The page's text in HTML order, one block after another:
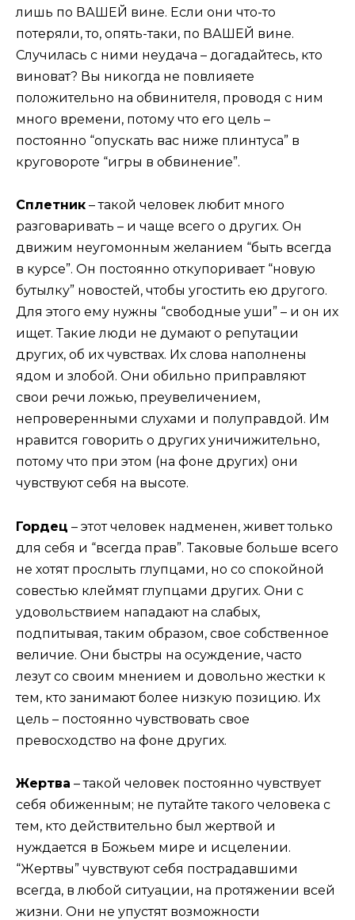
лишь по ВАШЕЙ вине. Если они что-то
потеряли, то, опять-таки, по ВАШЕЙ вине.
Случилась с ними неудача – догадайтесь, кто
виноват? Вы никогда не повлияете
положительно на обвинителя, проводя с ним
много времени, потому что его цель –
постоянно “опускать вас ниже плинтуса” в
круговороте “игры в обвинение”.
Сплетник – такой человек любит много
разговаривать – и чаще всего о других. Он
движим неугомонным желанием “быть всегда
в курсе”. Он постоянно откупоривает “новую
бутылку” новостей, чтобы угостить ею другого.
Для этого ему нужны “свободные уши” – и он их
ищет. Такие люди не думают о репутации
других, об их чувствах. Их слова наполнены
ядом и злобой. Они обильно приправляют
свои речи ложью, преувеличением,
непроверенными слухами и полуправдой. Им
нравится говорить о других уничижительно,
потому что при этом (на фоне других) они
чувствуют себя на высоте.
Гордец – этот человек надменен, живет только
для себя и “всегда прав”. Таковые больше всего
не хотят прослыть глупцами, но со спокойной
совестью клеймят глупцами других. Они с
удовольствием нападают на слабых,
подпитывая, таким образом, свое собственное
величие. Они быстры на осуждение, часто
лезут со своим мнением и довольно жестки к
тем, кто занимают более низкую позицию. Их
цель – постоянно чувствовать свое
превосходство на фоне других.
Жертва – такой человек постоянно чувствует
себя обиженным; не путайте такого человека с
тем, кто действительно был жертвой и
нуждается в Божьем мире и исцелении.
“Жертвы” чувствуют себя пострадавшими
всегда, в любой ситуации, на протяжении всей
жизни. Они не упустят возможности